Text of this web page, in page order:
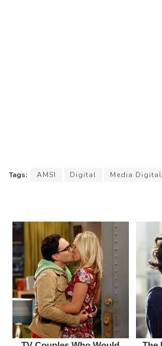
Tags: AMSI Digital Media Digital